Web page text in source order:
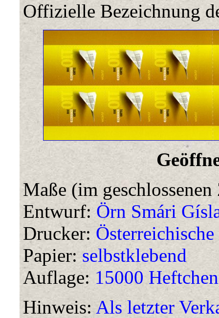
Offizielle Bezeichnung
Maße (im
Entwurf: Örn Smári
Drucker:
Papier:selbstklebend
Auflage: 15000 Heftchen
Hinweis:Als letzter